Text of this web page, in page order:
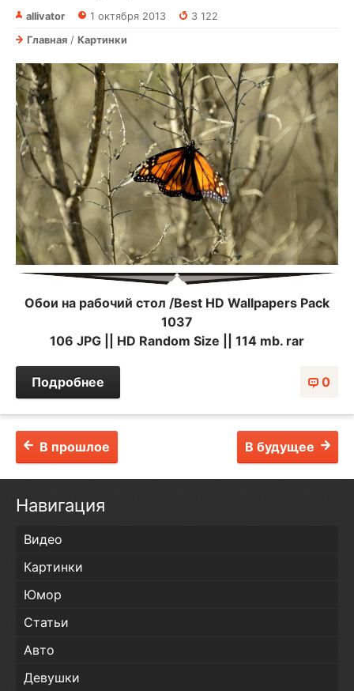
allivator 1 октября 2013
3 122
Главная / Картинки
Обои на рабочий стол /Best HD Wallpapers Pack
1037
106 JPG || HD Random Size || 114 mb. rar
0
Подробнее
В будущее
В прошлое
Навигация
Видео
Картинки
Юмор
Статьи
Авто
Девушки